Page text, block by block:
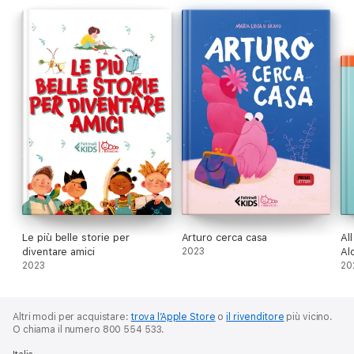
Le più belle storie per
diventare amici
2023
Arturo cerca casa
2023
Altri modi per acquistare:trova l’Apple Store oil rivenditore più vicino.
O chiama il numero 800 554 533.